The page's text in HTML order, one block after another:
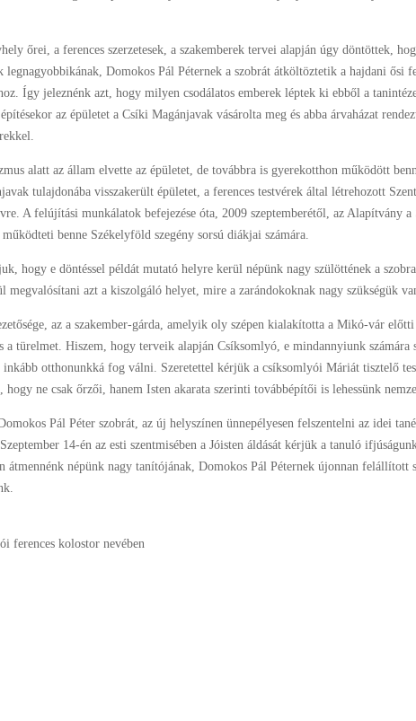
őrei, a ferences szerzetesek, a szakemberek tervei alapján úgy döntöttek,
legnagyobbikának, Domokos Pál Péternek a szobrát átköltöztetik a hajdani ősi
Így jeleznénk azt, hogy milyen csodálatos emberek léptek ki ebből a
az épületet a Csíki Magánjavak vásárolta meg és abba árvaházat
alatt az állam elvette az épületet, de továbbra is gyerekotthon működött
tulajdonába visszakerült épületet, a ferences testvérek által létrehozott
A felújítási munkálatok befejezése óta, 2009 szeptemberétől, az Alapítvány a
benne Székelyföld szegény sorsú diákjai számára.
hogy e döntéssel példát mutató helyre kerül népünk nagy szülöttének a
megvalósítani azt a kiszolgáló helyet, mire a zarándokoknak nagy szükségük
az a szakember-gárda, amelyik oly szépen kialakította a Mikó-vár
a türelmet. Hiszem, hogy terveik alapján Csíksomlyó, e mindannyiunk számára
inkább otthonunkká fog válni. Szeretettel kérjük a csíksomlyói Máriát tisztelő
hogy ne csak őrzői, hanem Isten akarata szerinti továbbépítői is lehessünk
Pál Péter szobrát, az új helyszínen ünnepélyesen felszentelni az idei
14-én az esti szentmisében a Jóisten áldását kérjük a tanuló
átmennénk népünk nagy tanítójának, Domokos Pál Péternek újonnan felállított
ferences kolostor nevében